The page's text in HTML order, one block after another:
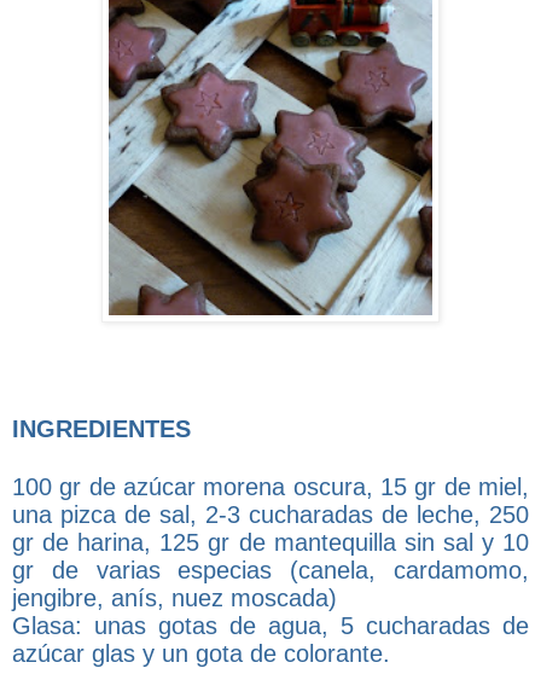
INGREDIENTES
100 gr de azúcar morena oscura, 15 gr de miel,
una pizca de sal, 2-3 cucharadas de leche, 250
gr de harina, 125 gr de mantequilla sin sal y 10
gr de varias especias (canela, cardamomo,
jengibre, anís, nuez moscada)
Glasa: unas gotas de agua, 5 cucharadas de
azúcar glas y un gota de colorante.